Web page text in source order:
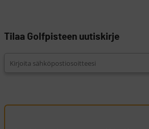
Tilaa Golfpisteen uutiskirje